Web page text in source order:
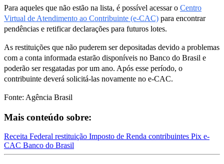
Para aqueles que não estão na lista, é possível acessar o Centro
Virtual de Atendimento ao Contribuinte (e-CAC) para encontrar
pendências e retificar declarações para futuros lotes.
As restituições que não puderem ser depositadas devido a problemas
com a conta informada estarão disponíveis no Banco do Brasil e
poderão ser resgatadas por um ano. Após esse período, o
contribuinte deverá solicitá-las novamente no e-CAC.
Fonte: Agência Brasil
Mais conteúdo sobre:
Receita Federal restituição Imposto de Renda contribuintes Pix e-
CAC Banco do Brasil